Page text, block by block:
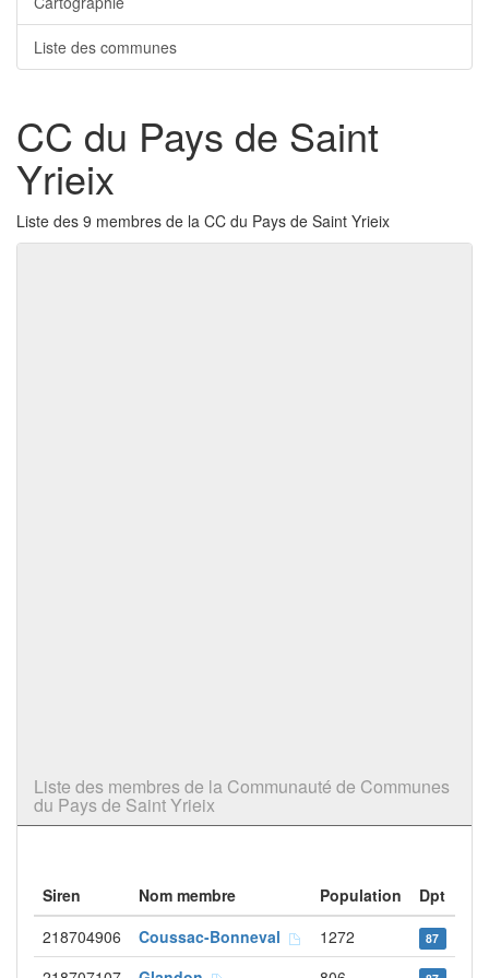
Liste des communes
CC du Pays de Saint
Yrieix
Liste des 9 membres de la CC du Pays de Saint Yrieix
Liste des membres de la Communauté de Communes
du Pays de Saint Yrieix
Siren Nom membre Population
Dpt
218704906
Coussac-Bonneval 1272 87